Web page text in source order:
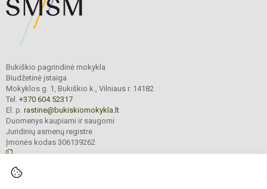
Bukiškio pagrindinė mokykla
Biudžetinė įstaiga
Mokyklos g. 1, Bukiškio k., Vilniaus r. 14182
Tel. +370 604 52317
El. p. rastine@bukiskiomokykla.lt
Duomenys kaupiami ir saugomi
Juridinių asmenų registre
Įmonės kodas 306139262